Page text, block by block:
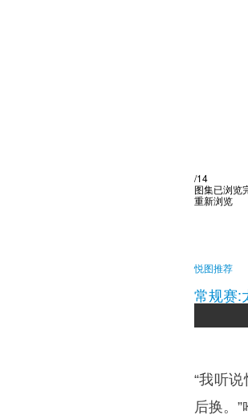
/14
图集已浏览
重新浏览
悦图推荐
常规赛:
“我听
后换。”